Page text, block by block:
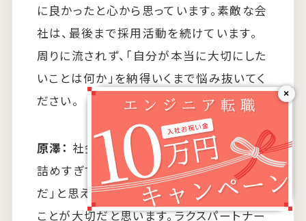
に良かったと心から思っています。素敵な会
社は、最後まで採用活動を続けています。
周りに流されず、「自分が本当に大切にした
いことは何か」を納得いくまで悩み抜いてく
ださい。
原澤： 社会人生活は長いです。あまり思い
詰めすぎず、時には息抜きも大切に。「ここ
だ」と思える会社に巡り合うまで諦めない
ことが大切だと思います。ラクスパートナー
×